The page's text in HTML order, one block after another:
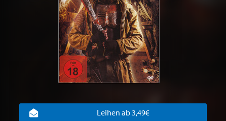
Leihen ab 3,49€